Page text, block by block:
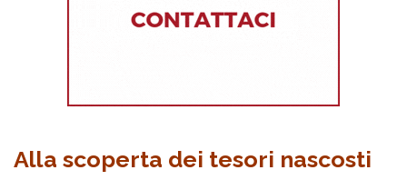
Alla scoperta dei tesori nascosti